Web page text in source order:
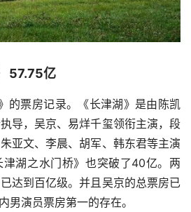
57.75亿
的票房记录。《长津湖》是由陈凯
导，吴京、易烊千玺领衔主演，段
亚文、李晨、胡军、韩东君等主演
湖之水门桥》也突破了40亿。两
达到百亿级。并且吴京的总票房已
男演员票房第一的存在。